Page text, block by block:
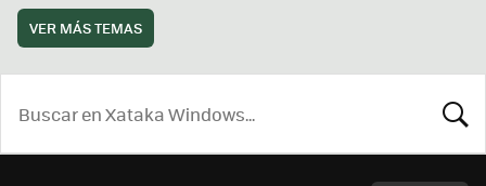
VER MÁS TEMAS